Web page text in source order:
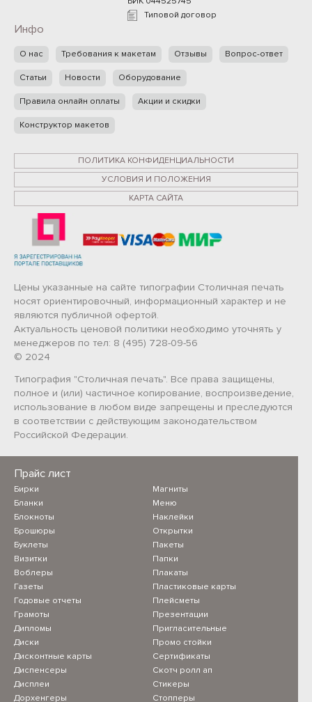
Прайс лист
Бирки
Бланки
Блокноты
Брошюры
Буклеты
Визитки
Воблеры
Газеты
Годовые отчеты
Грамоты
Дипломы
Диски
Дисконтные карты
Диспенсеры
Дисплеи
Дорхенгеры
Магниты
Меню
Наклейки
Открытки
Пакеты
Папки
Плакаты
Пластиковые карты
Плейсметы
Презентации
Пригласительные
Промо стойки
Сертификаты
Скотч ролл ап
Стикеры
Стопперы
Типовой договор
Инфо
О нас Требования к макетам Отзывы Вопрос-ответ
Статьи Новости Оборудование
Правила онлайн оплаты Акции и скидки
Конструктор макетов
ПОЛИТИКА КОНФИДЕНЦИАЛЬНОСТИ
УСЛОВИЯ И ПОЛОЖЕНИЯ
КАРТА САЙТА
Цены указанные на сайте типографии Столичная печать
носят ориентировочный, информационный характер и не
являются публичной офертой.
Актуальность ценовой политики необходимо уточнять у
менеджеров по тел: 8 (495) 728-09-56
© 2024
Типография "Столичная печать". Все права защищены,
полное и (или) частичное копирование, воспроизведение,
использование в любом виде запрещены и преследуются
в соответствии с действующим законодательством
Российской Федерации.